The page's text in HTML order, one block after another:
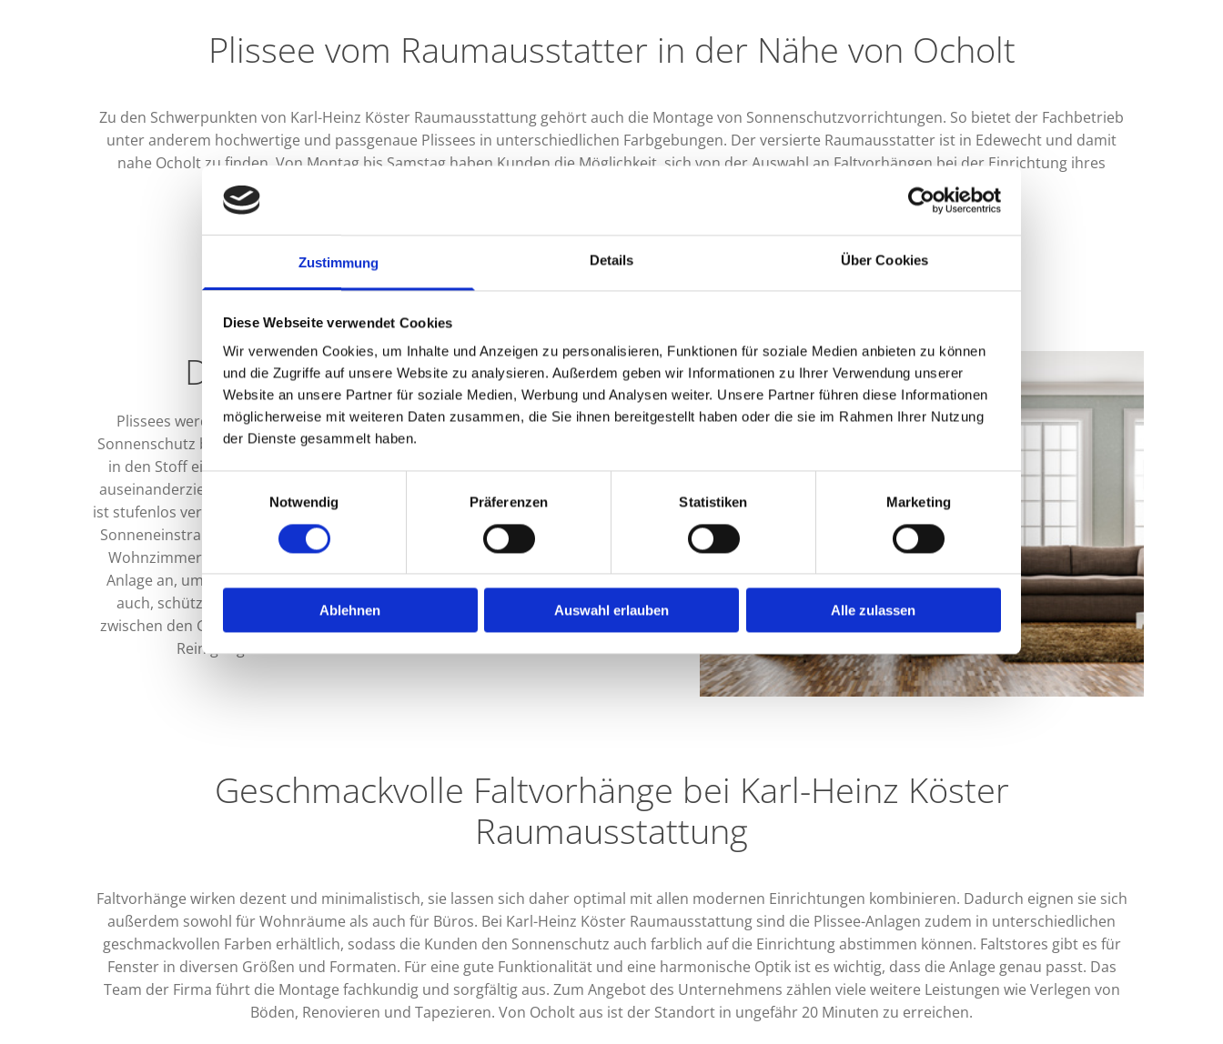
Zustimmung Details Über Cookies
Diese Webseite verwendet Cookies
Wir verwenden Cookies, um Inhalte und Anzeigen zu personalisieren, Funktionen für soziale Medien anbieten zu können
und die Zugriffe auf unsere Website zu analysieren. Außerdem geben wir Informationen zu Ihrer Verwendung unserer
Website an unsere Partner für soziale Medien, Werbung und Analysen weiter. Unsere Partner führen diese Informationen
möglicherweise mit weiteren Daten zusammen, die Sie ihnen bereitgestellt haben oder die sie im Rahmen Ihrer Nutzung
der Dienste gesammelt haben.
Notwendig
Präferenzen Statistiken Marketing
Ablehnen Auswahl erlauben Alle zulassen
Plissee vom Raumausstatter in der Nähe von Ocholt
Zu den Schwerpunkten von Karl-Heinz Köster Raumausstattung gehört auch die Montage von Sonnenschutzvorrichtungen. So bietet der Fachbetrieb
unter anderem hochwertige und passgenaue Plissees in unterschiedlichen Farbgebungen. Der versierte Raumausstatter ist in Edewecht und damit
nahe Ocholt zu finden. Von Montag bis Samstag haben Kunden die Möglichkeit, sich von der Auswahl an Faltvorhängen bei der Einrichtung ihres
Jetzt Kontakt aufnehmen
Die Vorteile der Faltstores
Plissees werden aus einem Textilgewebe gefertigt, das sich für einen optimalen
Sonnenschutz besonders eignet. Charakteristisch sind die Ziehharmonika-Falten, die
in den Stoff eingearbeitet sind. Dadurch lässt sich das Gewebe bei der Bedienung
auseinanderziehen oder zusammenfalten. Der Fensterbehang für den Innenbereich
ist stufenlos verstellbar und sorgt so bei Bedarf für mehr oder weniger Schutz vor der
Sonneneinstrahlung. Jedoch kommen die Faltstores nicht nur beispielsweise für das
Wohnzimmer oder für ein Büro in Frage: Im Schlafzimmer bietet sich eine Plissee-
Anlage an, um den Raum wunschgerecht zu verdunkeln. Wie Rollos oder Jalousien
auch, schützen die Faltvorhänge zudem vor neugierigen Blicken. Sie lassen sich
zwischen den Glasleisten befestigen und problemlos wieder demontieren, wenn die
Reinigung der Fenster ansteht. Der Plissee-Stoff ist waschbar.
Geschmackvolle Faltvorhänge bei Karl-Heinz Köster
Raumausstattung
Faltvorhänge wirken dezent und minimalistisch, sie lassen sich daher optimal mit allen modernen Einrichtungen kombinieren. Dadurch eignen sie sich
außerdem sowohl für Wohnräume als auch für Büros. Bei Karl-Heinz Köster Raumausstattung sind die Plissee-Anlagen zudem in unterschiedlichen
geschmackvollen Farben erhältlich, sodass die Kunden den Sonnenschutz auch farblich auf die Einrichtung abstimmen können. Faltstores gibt es für
Fenster in diversen Größen und Formaten. Für eine gute Funktionalität und eine harmonische Optik ist es wichtig, dass die Anlage genau passt. Das
Team der Firma führt die Montage fachkundig und sorgfältig aus. Zum Angebot des Unternehmens zählen viele weitere Leistungen wie Verlegen von
Böden, Renovieren und Tapezieren. Von Ocholt aus ist der Standort in ungefähr 20 Minuten zu erreichen.